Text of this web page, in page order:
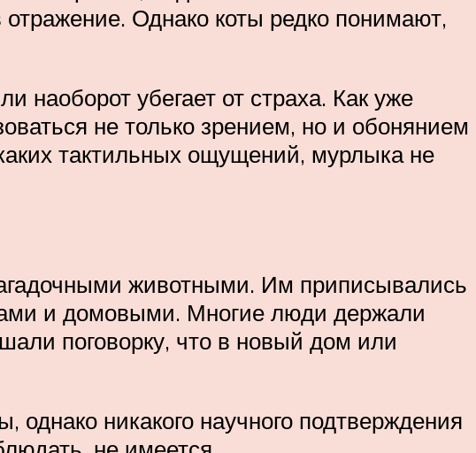
Однако коты редко понимают,
наоборот убегает от страха. Как уже
не только зрением, но и обонянием
тактильных ощущений, мурлыка не
животными. Им приписывались
и домовыми. Многие люди держали
поговорку, что в новый дом или
никакого научного подтверждения